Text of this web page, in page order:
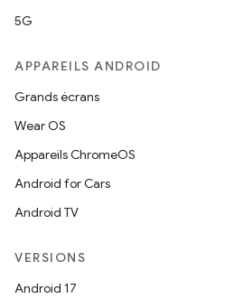
5G
APPAREILS ANDROID
Grands écrans
Wear OS
Appareils ChromeOS
Android for Cars
Android TV
VERSIONS
Android 17